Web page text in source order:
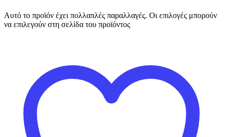
Αυτό το προϊόν έχει πολλαπλές παραλλαγές. Οι επιλογές μπορούν
να επιλεγούν στη σελίδα του προϊόντος